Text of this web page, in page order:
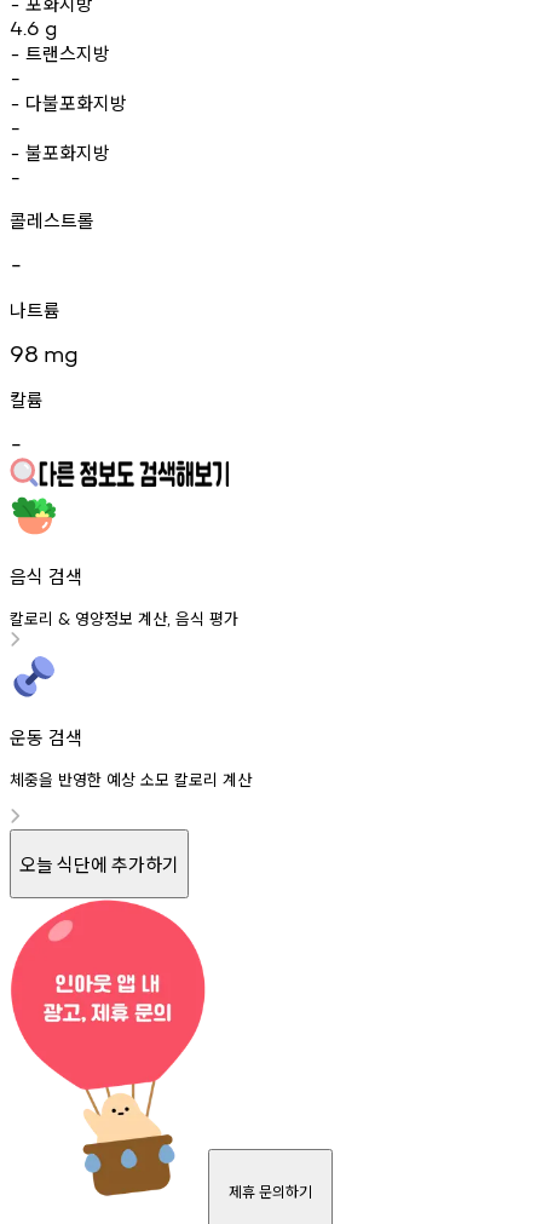
4.6 g
- 트랜스지방
-
- 다불포화지방
-
- 불포화지방
-
콜레스트롤
-
나트륨
98 mg
칼륨
-
음식 검색
칼로리 & 영양정보 계산, 음식 평가
운동 검색
체중을 반영한 예상 소모 칼로리 계산
오늘 식단에 추가하기
제휴 문의하기